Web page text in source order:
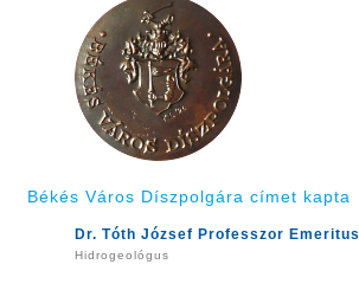
Békés Város Díszpolgára címet kapta
Dr. Tóth József Professzor Emeritus
Hidrogeológus